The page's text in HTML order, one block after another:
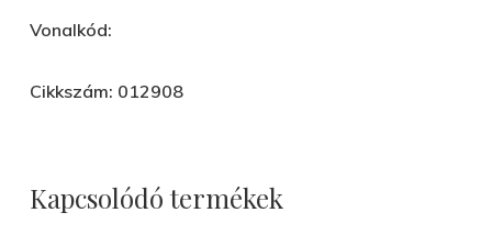
Vonalkód:
Cikkszám: 012908
Kapcsolódó termékek